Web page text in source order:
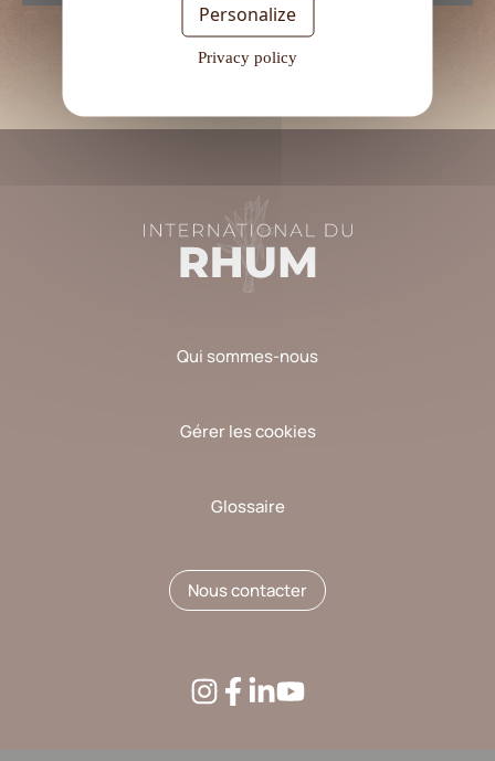
champ
vide.
Qui sommes-nous
Gérer les cookies
Glossaire
Nous contacter
Personalize
Privacy policy